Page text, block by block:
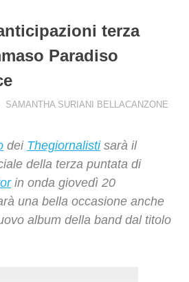
terza
Paradiso
SAMANTHA SURIANI BELLACANZONE
dei Thegiornalistisarà il
della terza puntata di
in onda giovedì 20
una bella occasione anche
album della band dal titolo